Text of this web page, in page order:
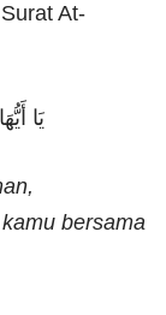
At-
يَا
bersama